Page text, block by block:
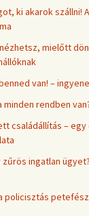
ki akarok szállni!
mielőtt
van! –
minden rendben
családállítás –
ingatlan
policisztás